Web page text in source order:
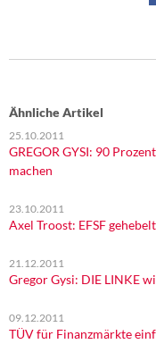
Über mich
Kontakt
Ähnliche Artikel
25.10.2011
GREGOR GYSI: 90
machen
23.10.2011
Axel Troost: EFSF
21.12.2011
Gregor Gysi: DIE LINKE
09.12.2011
TÜV für Finanzmärkte